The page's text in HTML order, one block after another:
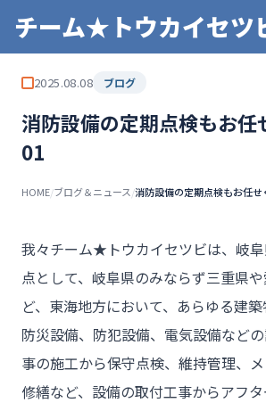
チーム★トウカイセツ
2025.08.08 ブログ
消防設備の定期点検もお
01
HOME/ブログ＆ニュース/消防設備の定期点検もお任
我々チーム★トウカイセツビは、岐
点として、岐阜県のみならず三重県
ど、東海地方において、あらゆる建
防災設備、防犯設備、電気設備など
事の施工から保守点検、維持管理、
修繕など、設備の取付工事からアフ